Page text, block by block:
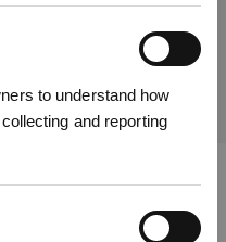
to understand how
and reporting
d'ECOVACS
SOUMETTRE